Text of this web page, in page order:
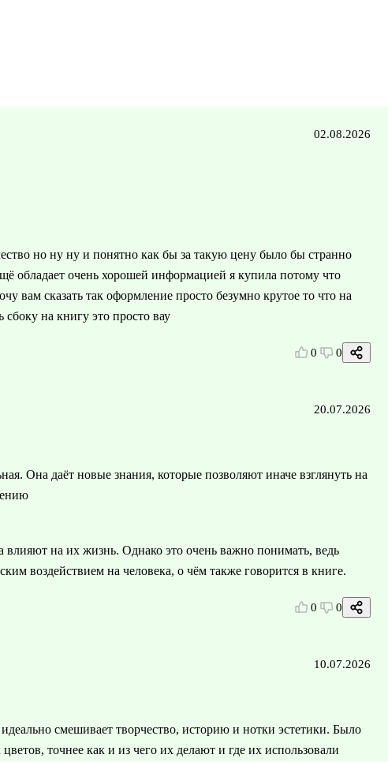
02.08.2026
но ну ну и понятно как бы за такую цену было бы странно
обладает очень хорошей информацией я купила потому что
вам сказать так оформление просто безумно крутое то что на
на книгу это просто вау
0 0
20.07.2026
Она даёт новые знания, которые позволяют иначе взглянуть на
на их жизнь. Однако это очень важно понимать, ведь
воздействием на человека, о чём также говорится в книге.
0 0
10.07.2026
смешивает творчество, историю и нотки эстетики. Было
точнее как и из чего их делают и где их использовали